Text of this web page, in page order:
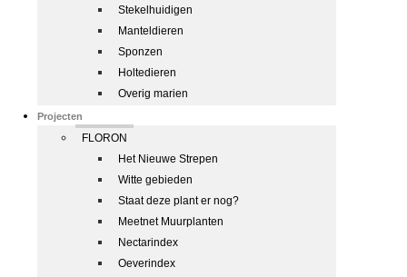
Stekelhuidigen
Manteldieren
Sponzen
Holtedieren
Overig marien
Projecten
FLORON
Het Nieuwe Strepen
Witte gebieden
Staat deze plant er nog?
Meetnet Muurplanten
Nectarindex
Oeverindex